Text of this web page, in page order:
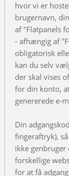
hvor vi er
brugernavn,
af "Flatpanels
- afhængig af
obligatorisk
kan du selv
der skal vises
for din konto,
genererede e-
Din
fingeraftryk),
ikke genbruger
forskellige
for at få